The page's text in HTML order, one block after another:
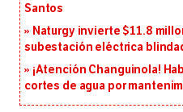
Santos
Naturgy invierte $11.8
subestación eléctrica
¡Atención Changuinola!
cortes de agua por